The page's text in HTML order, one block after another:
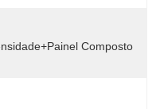
Composto